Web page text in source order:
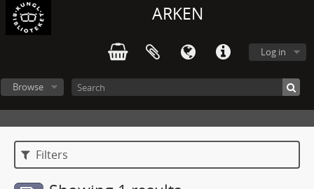
ARKEN
Log in
Browse
Filters